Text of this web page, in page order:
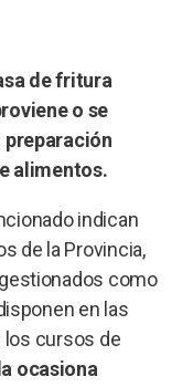
de fritura
o se
alimentos.
indican
de la Provincia,
como
en las
los cursos de
ocasiona